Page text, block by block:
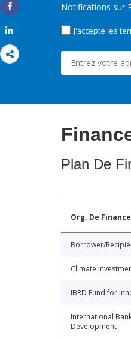
Share
Notifications sur
J'accepte les
Plan De
Org. De
Borrower/
Climate
IBRD Fund for
International
Development